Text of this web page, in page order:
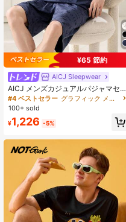
¥65 節約
AICJ Sleepwear
AICJ メンズカジュアルパジャマセッ
ト 2枚組、レター プリント Tシャツ
トップス とショーツ、ベーシックな
ホームウェア、春夏シーズンに適し
ています
#4 ベストセラー
グラフィック メンズラウンジウェアセット
100+ sold
¥1,226 -5%